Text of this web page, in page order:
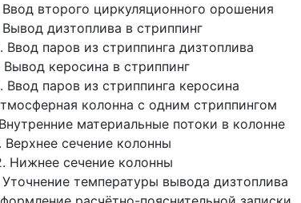
Ввод второго циркуляционного орошения
Вывод дизтоплива в стриппинг
Ввод паров из стриппинга дизтоплива
Вывод керосина в стриппинг
Ввод паров из стриппинга керосина
колонна с одним стриппингом
Внутренние материальные потоки в колонне
Верхнее сечение колонны
Нижнее сечение колонны
Уточнение температуры вывода дизтоплива